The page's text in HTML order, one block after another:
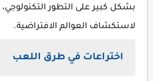
بشكل كبير على التطور
لاستكشاف العوالم الافتراضية.
اختراعات في طرق اللعب